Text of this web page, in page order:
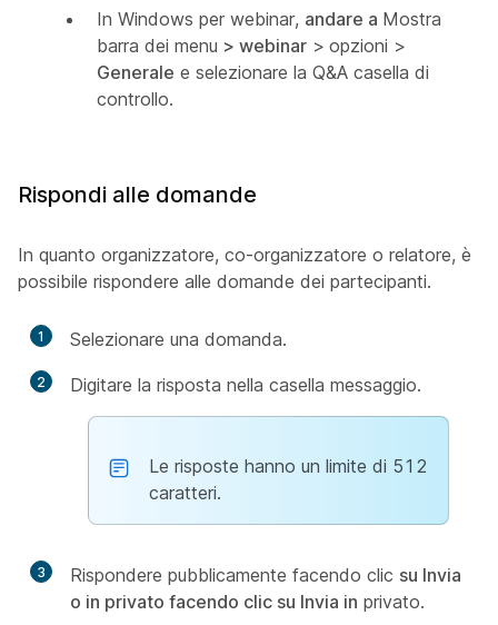
In Windows per webinar, andare a Mostra
barra dei menu > webinar > opzioni >
Generale e selezionare la Q&A casella di
controllo.
Rispondi alle domande
In quanto organizzatore, co-organizzatore o relatore, è
possibile rispondere alle domande dei partecipanti.
1 Selezionare una domanda.
2 Digitare la risposta nella casella messaggio.
Le risposte hanno un limite di 512
caratteri.
3 Rispondere pubblicamente facendo clic su Invia
o in privato facendo clic su Invia in privato.